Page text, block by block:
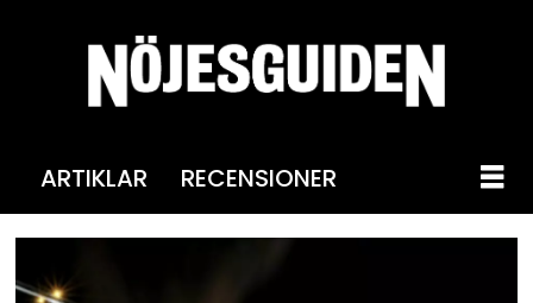
ARTIKLAR RECENSIONER